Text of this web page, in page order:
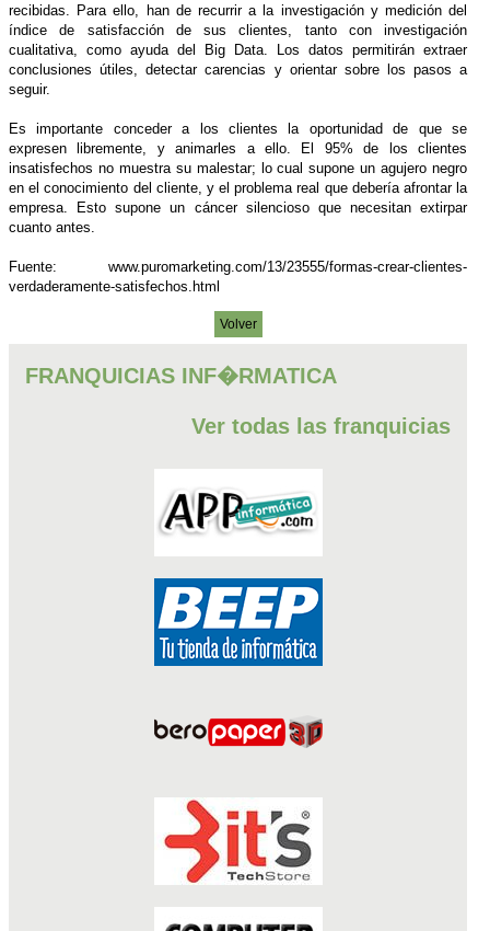
recibidas. Para ello, han de recurrir a la investigación y medición del
índice de satisfacción de sus clientes, tanto con investigación
cualitativa, como ayuda del Big Data. Los datos permitirán extraer
conclusiones útiles, detectar carencias y orientar sobre los pasos a
seguir.
Es importante conceder a los clientes la oportunidad de que se
expresen libremente, y animarles a ello. El 95% de los clientes
insatisfechos no muestra su malestar; lo cual supone un agujero negro
en el conocimiento del cliente, y el problema real que debería afrontar la
empresa. Esto supone un cáncer silencioso que necesitan extirpar
cuanto antes.
Fuente: www.puromarketing.com/13/23555/formas-crear-clientes-
verdaderamente-satisfechos.html
Volver
FRANQUICIAS INF�RMATICA
Ver todas las franquicias